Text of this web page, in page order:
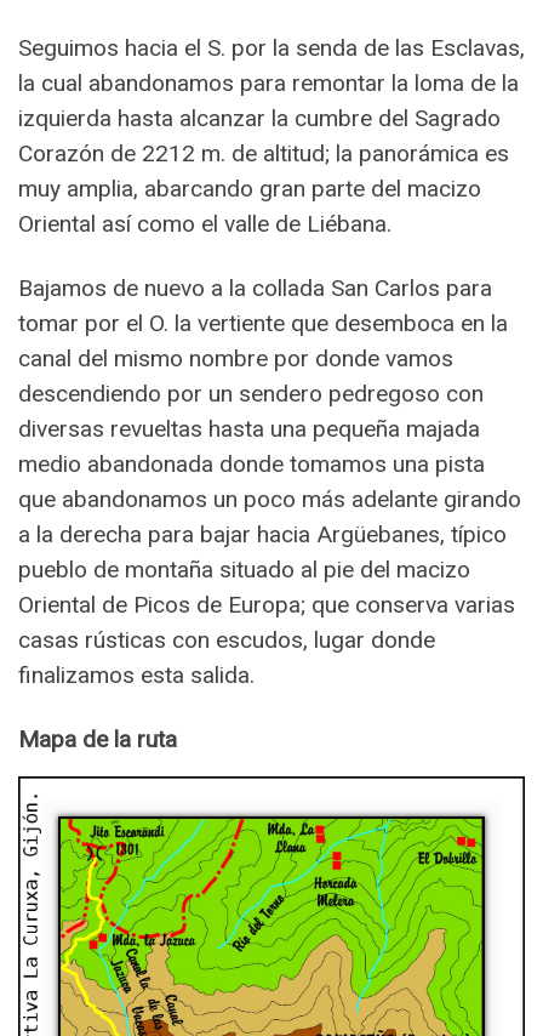
Seguimos hacia el S. por la senda de las Esclavas,
la cual abandonamos para remontar la loma de la
izquierda hasta alcanzar la cumbre del Sagrado
Corazón de 2212 m. de altitud; la panorámica es
muy amplia, abarcando gran parte del macizo
Oriental así como el valle de Liébana.
Bajamos de nuevo a la collada San Carlos para
tomar por el O. la vertiente que desemboca en la
canal del mismo nombre por donde vamos
descendiendo por un sendero pedregoso con
diversas revueltas hasta una pequeña majada
medio abandonada donde tomamos una pista
que abandonamos un poco más adelante girando
a la derecha para bajar hacia Argüebanes, típico
pueblo de montaña situado al pie del macizo
Oriental de Picos de Europa; que conserva varias
casas rústicas con escudos, lugar donde
finalizamos esta salida.
Mapa de la ruta